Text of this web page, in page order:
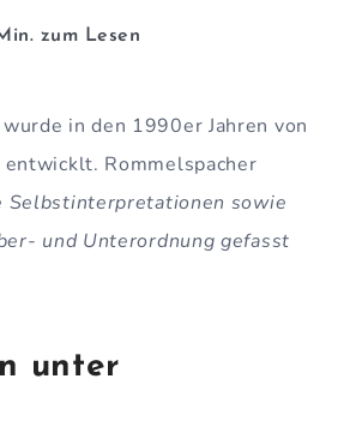
zum Lesen
wurde in den 1990er Jahren von
entwicklt. Rommelspacher
Selbstinterpretationen sowie
und Unterordnung gefasst
unter